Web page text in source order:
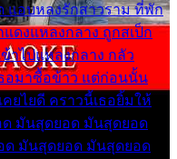
แอบหลงรักสาวราม ที่พัก
แดงแหลงกลาง ถูกสเป็ก
าไปแหลงกลาง กลัว
อมาซื้อข้าว แต่ก่อนนั้น
คยไยดี คราวนี้เธอยิ้มให้
ด มันสุดยอด มันสุดยอด
มันสุดยอด มันสุดยอด